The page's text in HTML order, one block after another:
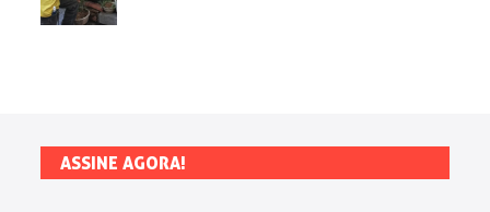
ASSINE AGORA!